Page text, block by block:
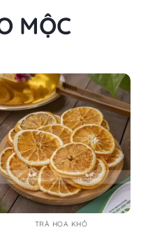
MỘC
TRÀ HOA KHÔ